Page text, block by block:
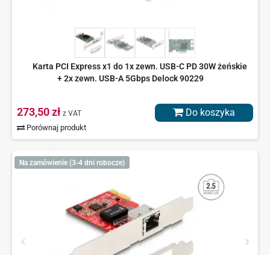
Karta PCI Express x1 do 1x zewn. USB-C PD 30W żeńskie
+ 2x zewn. USB-A 5Gbps Delock 90229
273,50 zł z VAT
Porównaj produkt
Do koszyka
Na zamówienie (3-4 dni robocze)